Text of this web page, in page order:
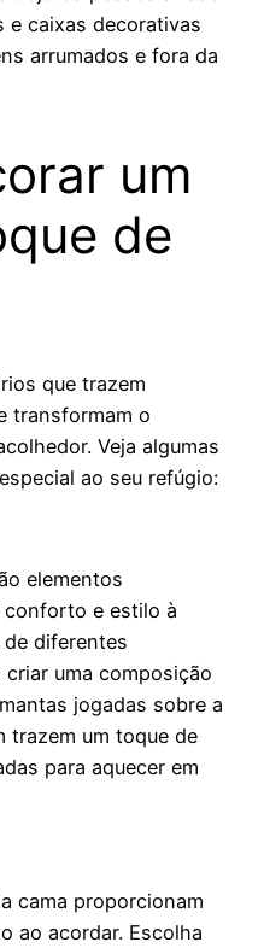
e caixas decorativas
arrumados e fora da
um
de
que trazem
transformam o
Veja algumas
ao seu refúgio:
elementos
conforto e estilo à
diferentes
uma composição
jogadas sobre a
trazem um toque de
para aquecer em
cama proporcionam
ao acordar. Escolha